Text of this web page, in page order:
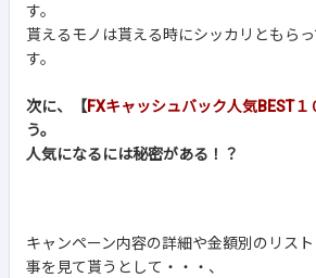
す。
貰えるモノは貰える時にシッカリともら
す。
次に、【FXキャッシュバック人気BEST１
う。
人気になるには秘密がある！？
キャンペーン内容の詳細や金額別のリス
事を見て貰うとして・・・、